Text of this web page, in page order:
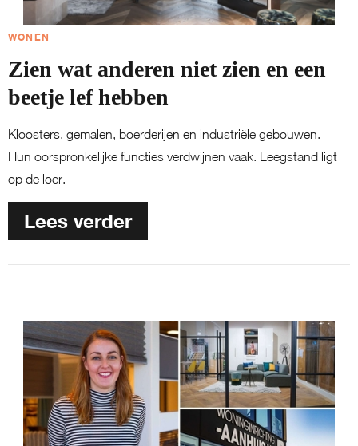
WONEN
Zien wat anderen niet zien en een
beetje lef hebben
Kloosters, gemalen, boerderijen en industriële gebouwen.
Hun oorspronkelijke functies verdwijnen vaak. Leegstand ligt
op de loer.
Lees verder